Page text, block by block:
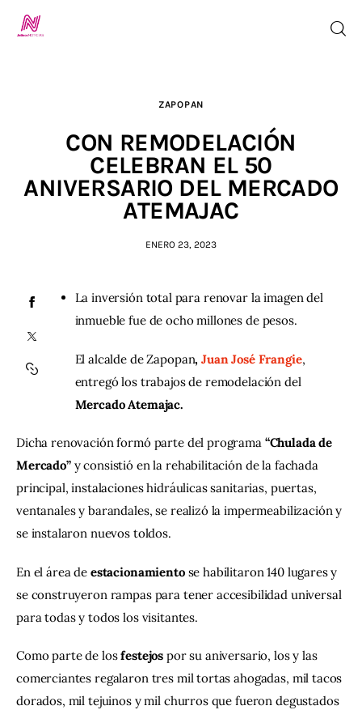
TV en Vivo
Jalisco Noticias
Programación
Jalisco RADIO / En Vivo
Nosotros
Contacto
ZAPOPAN
CON REMODELACIÓN
CELEBRAN EL 50
ANIVERSARIO DEL MERCADO
ATEMAJAC
ENERO 23, 2023
La inversión total para renovar la imagen del
inmueble fue de ocho millones de pesos.
El alcalde de Zapopan, Juan José Frangie,
entregó los trabajos de remodelación del
Mercado Atemajac.
Dicha renovación formó parte del programa “Chulada de
Mercado” y consistió en la rehabilitación de la fachada
principal, instalaciones hidráulicas sanitarias, puertas,
ventanales y barandales, se realizó la impermeabilización y
se instalaron nuevos toldos.
En el área de estacionamiento se habilitaron 140 lugares y
se construyeron rampas para tener accesibilidad universal
para todas y todos los visitantes.
Como parte de los festejos por su aniversario, los y las
comerciantes regalaron tres mil tortas ahogadas, mil tacos
dorados, mil tejuinos y mil churros que fueron degustados